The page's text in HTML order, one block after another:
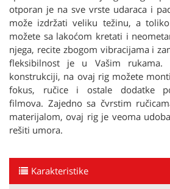
otporan je na sve vrste udaraca i
može izdržati veliku težinu, a
možete sa lakoćom kretati i
njega, recite zbogom vibracijama i
fleksibilnost je u Vašim rukama.
konstrukciji, na ovaj rig možete
fokus, ručice i ostale dodatke
filmova. Zajedno sa čvrstim
materijalom, ovaj rig je veoma
rešiti umora.
Karakteristike